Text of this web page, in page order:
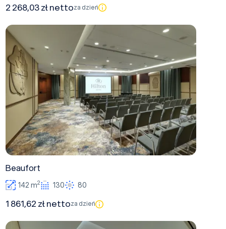
2 268,03 zł nettoza dzień
Beaufort
Beaufort
142 m2 130 80
1 861,62 zł nettoza dzień